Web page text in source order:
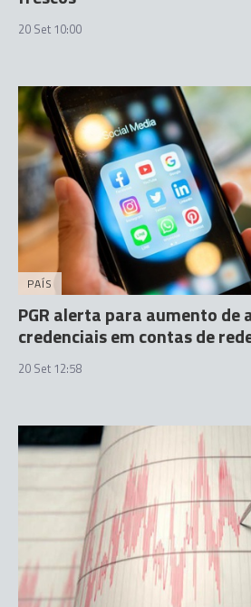
20 Set 10:00
PAÍS
PGR alerta para aumento de
credenciais em contas de
20 Set 12:58